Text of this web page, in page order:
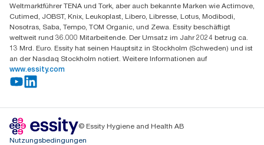
Weltmarktführer TENA und Tork, aber auch bekannte Marken wie Actimove,
Cutimed, JOBST, Knix, Leukoplast, Libero, Libresse, Lotus, Modibodi,
Nosotras, Saba, Tempo, TOM Organic, und Zewa. Essity beschäftigt
weltweit rund 36.000 Mitarbeitende. Der Umsatz im Jahr 2024 betrug ca.
13 Mrd. Euro. Essity hat seinen Hauptsitz in Stockholm (Schweden) und ist
an der Nasdaq Stockholm notiert. Weitere Informationen auf
www.essity.com
© Essity Hygiene and Health AB
Nutzungsbedingungen